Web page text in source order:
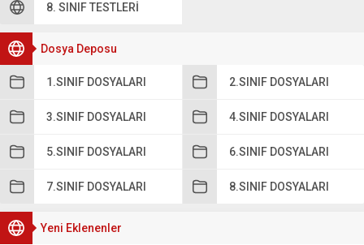
8. SINIF TESTLERI
Dosya Deposu
1.SINIF DOSYALARI 2.SINIF DOSYALARI
3.SINIF DOSYALARI 4.SINIF DOSYALARI
5.SINIF DOSYALARI 6.SINIF DOSYALARI
7.SINIF DOSYALARI 8.SINIF DOSYALARI
Yeni Eklenenler